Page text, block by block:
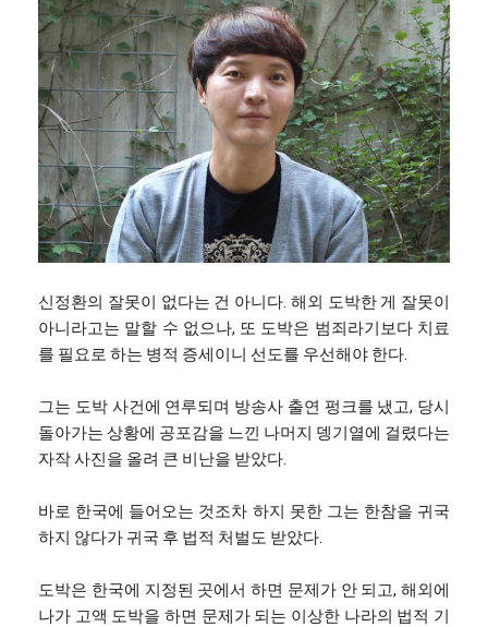
신정환의 잘못이 없다는 건 아니다. 해외 도박한 게 잘못이
아니라고는 말할 수 없으나, 또 도박은 범죄라기보다 치료
를 필요로 하는 병적 증세이니 선도를 우선해야 한다.
그는 도박 사건에 연루되며 방송사 출연 펑크를 냈고, 당시
돌아가는 상황에 공포감을 느낀 나머지 뎅기열에 걸렸다는
자작 사진을 올려 큰 비난을 받았다.
바로 한국에 들어오는 것조차 하지 못한 그는 한참을 귀국
하지 않다가 귀국 후 법적 처벌도 받았다.
도박은 한국에 지정된 곳에서 하면 문제가 안 되고, 해외에
나가 고액 도박을 하면 문제가 되는 이상한 나라의 법적 기